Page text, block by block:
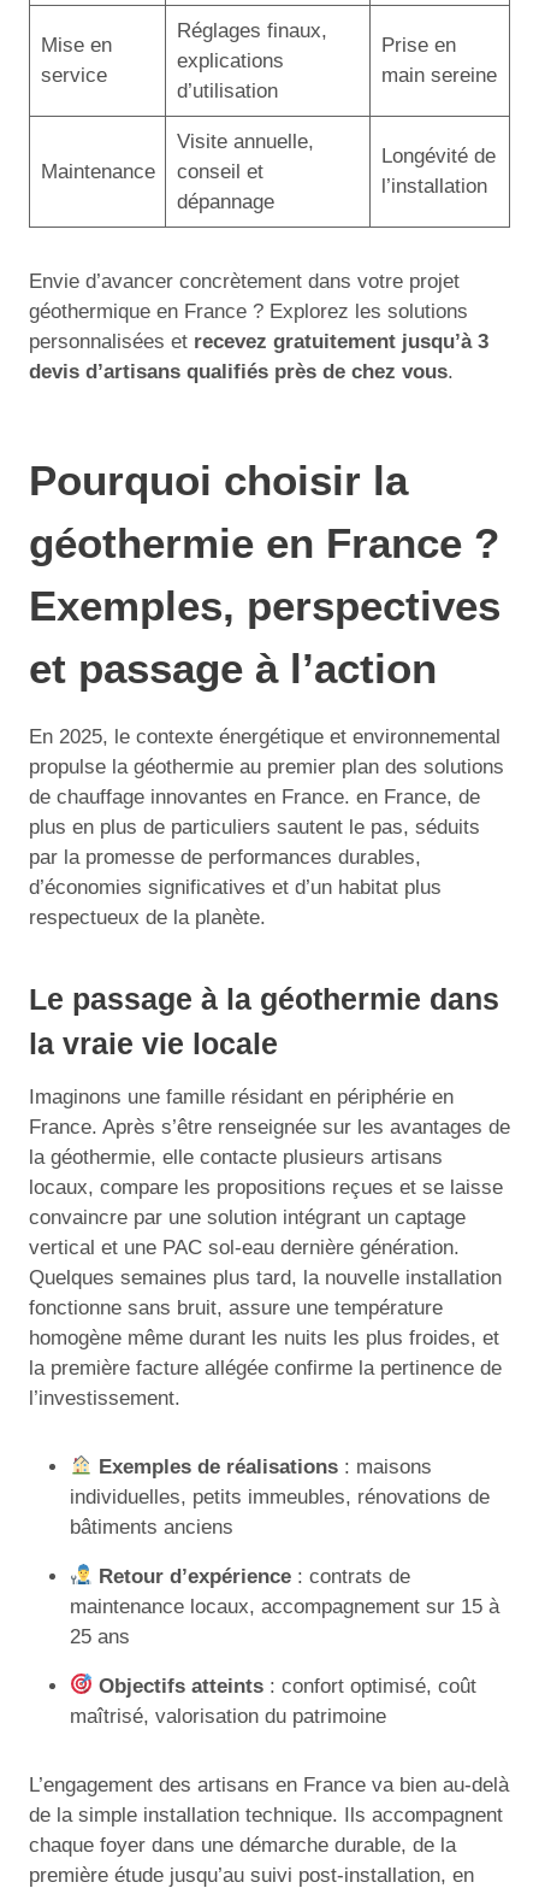
Mise en
service
Réglages finaux,
explications
d’utilisation
Prise en
main sereine
Maintenance
Visite annuelle,
conseil et
dépannage
Longévité de
l’installation
Envie d’avancer concrètement dans votre projet
géothermique en France ? Explorez les solutions
personnalisées et recevez gratuitement jusqu’à 3
devis d’artisans qualifiés près de chez vous.
Pourquoi choisir la
géothermie en France ?
Exemples, perspectives
et passage à l’action
En 2025, le contexte énergétique et environnemental
propulse la géothermie au premier plan des solutions
de chauffage innovantes en France. en France, de
plus en plus de particuliers sautent le pas, séduits
par la promesse de performances durables,
d’économies significatives et d’un habitat plus
respectueux de la planète.
Le passage à la géothermie dans
la vraie vie locale
Imaginons une famille résidant en périphérie en
France. Après s’être renseignée sur les avantages de
la géothermie, elle contacte plusieurs artisans
locaux, compare les propositions reçues et se laisse
convaincre par une solution intégrant un captage
vertical et une PAC sol-eau dernière génération.
Quelques semaines plus tard, la nouvelle installation
fonctionne sans bruit, assure une température
homogène même durant les nuits les plus froides, et
la première facture allégée confirme la pertinence de
l’investissement.
Exemples de réalisations : maisons
individuelles, petits immeubles, rénovations de
bâtiments anciens
Retour d’expérience : contrats de
maintenance locaux, accompagnement sur 15 à
25 ans
Objectifs atteints : confort optimisé, coût
maîtrisé, valorisation du patrimoine
L’engagement des artisans en France va bien au-delà
de la simple installation technique. Ils accompagnent
chaque foyer dans une démarche durable, de la
première étude jusqu’au suivi post-installation, en